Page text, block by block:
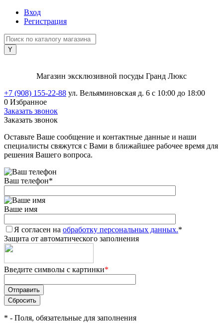
Вход
Регистрация
Магазин эксклюзивной посуды Гранд Люкс
+7 (908) 155-22-88 ул. Вельяминовская д. 6 с 10:00 до 18:00
0 Избранное
Заказать звонок
Заказать звонок
Оставьте Ваше сообщение и контактные данные и наши
специалисты свяжутся с Вами в ближайшее рабочее время для
решения Вашего вопроса.
Ваш телефон*
Ваше имя
Я согласен на обработку персональных данных.*
Защита от автоматического заполнения
Введите символы с картинки*
* - Поля, обязательные для заполнения